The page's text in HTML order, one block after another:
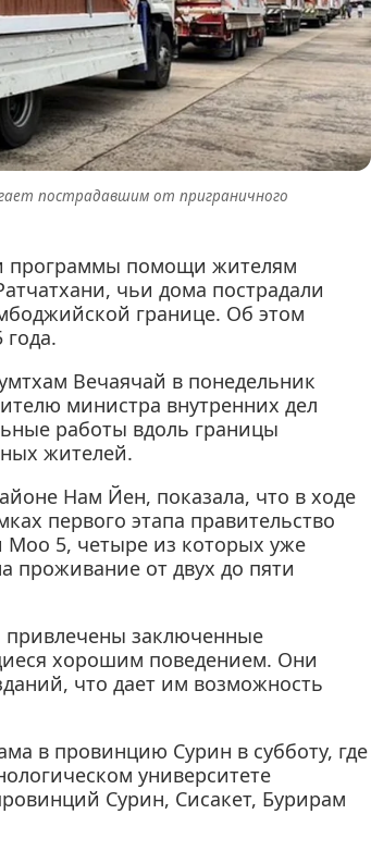
пострадавшим от приграничного
программы помощи жителям
чьи дома пострадали
границе. Об этом
года.
Вечаячай в понедельник
министра внутренних дел
работы вдоль границы
жителей.
Нам Йен, показала, что в ходе
первого этапа правительство
5, четыре из которых уже
проживание от двух до пяти
привлечены заключенные
хорошим поведением. Они
что дает им возможность
в провинцию Сурин в субботу, где
университете
Сурин, Сисакет, Бурирам